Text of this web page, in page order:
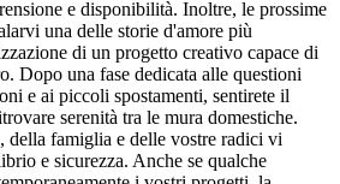
e disponibilità. Inoltre, le prossime
una delle storie d'amore più
di un progetto creativo capace di
Dopo una fase dedicata alle questioni
e ai piccoli spostamenti, sentirete il
serenità tra le mura domestiche.
della famiglia e delle vostre radici vi
e sicurezza. Anche se qualche